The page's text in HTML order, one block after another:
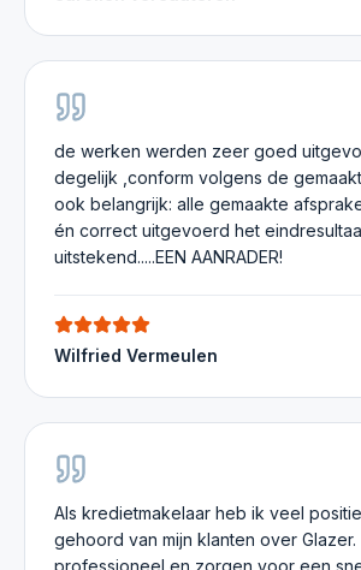
de werken werden zeer goed
degelijk ,conform volgens de
ook belangrijk: alle gemaakte
én correct uitgevoerd het
uitstekend.....EEN AANRADER!
Wilfried Vermeulen
Als kredietmakelaar heb ik veel
gehoord van mijn klanten over
professioneel en zorgen voor een